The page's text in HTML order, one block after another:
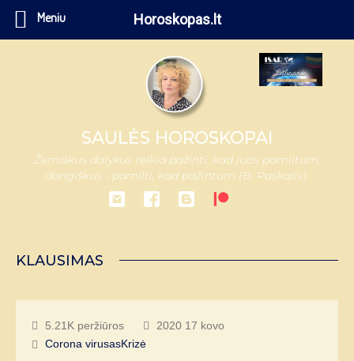
SAULĖS HOROSKOPAI
Žemiškus dalykus reikia pažinti, kad juos pamiltum,
dangiškus - pamilti, kad pažintum (B. Paskalis).
KLAUSIMAS
5.21K peržiūros
2020 17 kovo
Corona virusasKrizė
Meniu Horoskopas.lt